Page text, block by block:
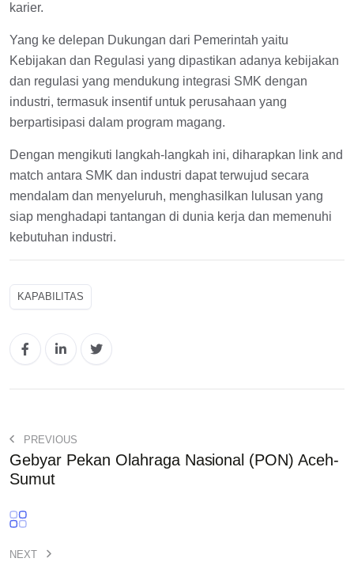
karier.
Yang ke delepan Dukungan dari Pemerintah yaitu
Kebijakan dan Regulasi yang dipastikan adanya kebijakan
dan regulasi yang mendukung integrasi SMK dengan
industri, termasuk insentif untuk perusahaan yang
berpartisipasi dalam program magang.
Dengan mengikuti langkah-langkah ini, diharapkan link and
match antara SMK dan industri dapat terwujud secara
mendalam dan menyeluruh, menghasilkan lulusan yang
siap menghadapi tantangan di dunia kerja dan memenuhi
kebutuhan industri.
KAPABILITAS
PREVIOUS
Gebyar Pekan Olahraga Nasional (PON) Aceh-
Sumut
NEXT